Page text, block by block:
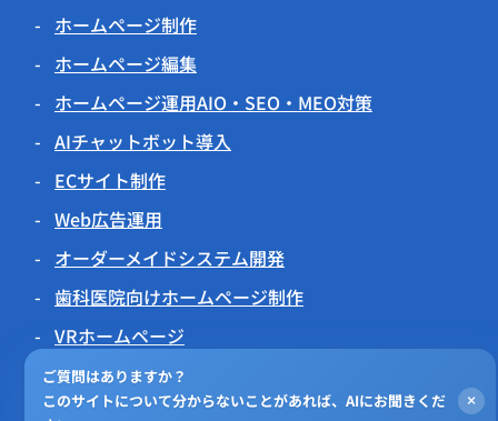
ホームページ制作
ホームページ編集
ホームページ運用AIO・SEO・MEO対策
AIチャットボット導入
ECサイト制作
Web広告運用
オーダーメイドシステム開発
歯科医院向けホームページ制作
VRホームページ
伝わるアニメーション
チラシビジョン
ご質問はありますか？
このサイトについて分からないことがあれば、AIにお聞きくだ
×